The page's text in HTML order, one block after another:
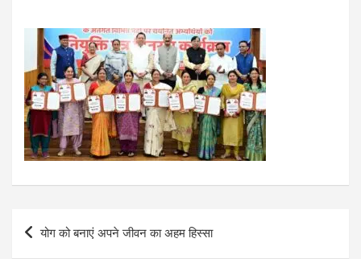
Post
navigation
योग को बनाएं अपने जीवन का अहम हिस्सा